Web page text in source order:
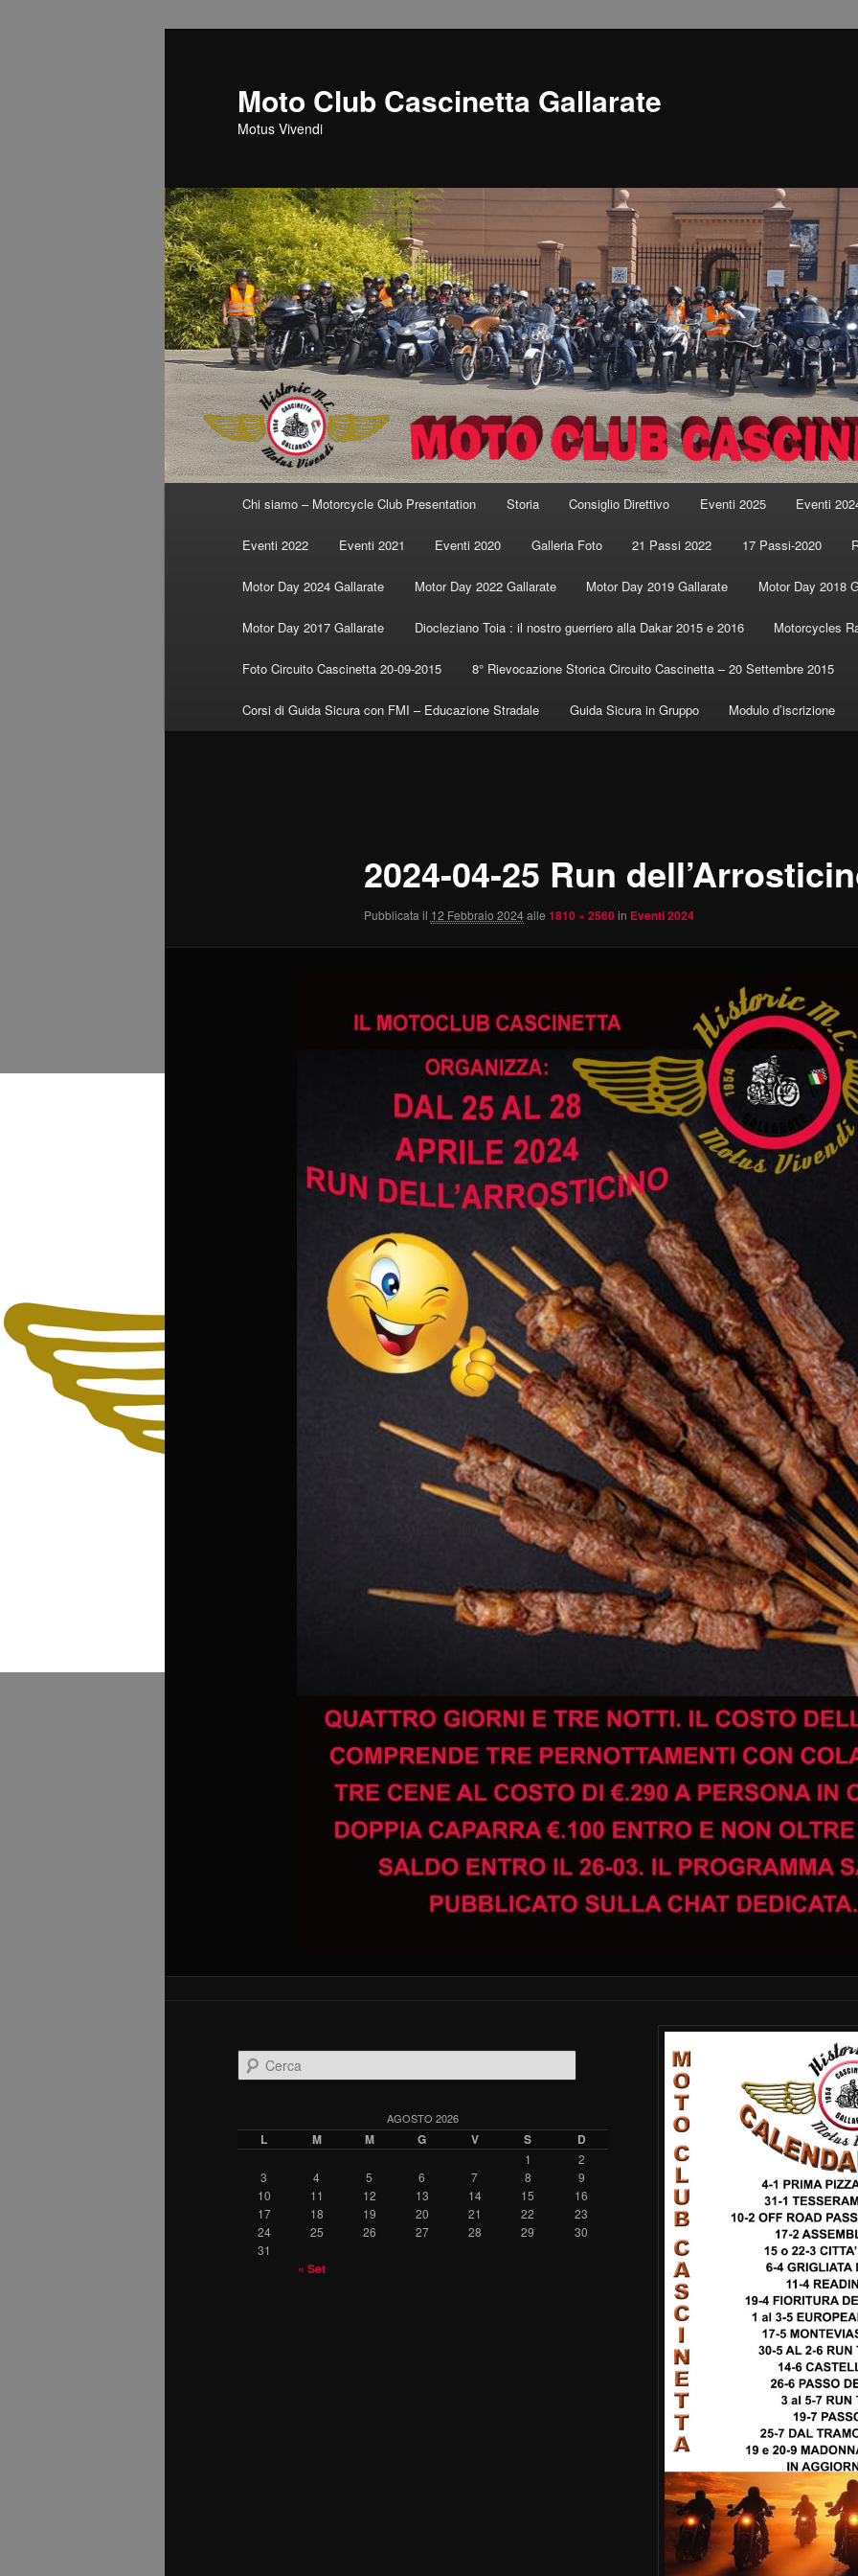
Moto Club Cascinetta Gallarate
Motus Vivendi
Chi siamo – Motorcycle Club Presentation Storia Consiglio Direttivo Eventi 2025 Eventi
Eventi 2022 Eventi 2021 Eventi 2020 Galleria Foto 21 Passi 2022 17 Passi-2020
Motor Day 2024 Gallarate Motor Day 2022 Gallarate Motor Day 2019 Gallarate Motor Day 2018
Motor Day 2017 Gallarate Diocleziano Toia : il nostro guerriero alla Dakar 2015 e 2016 Motorcycles
Foto Circuito Cascinetta 20-09-2015 8° Rievocazione Storica Circuito Cascinetta – 20 Settembre 2015
Corsi di Guida Sicura con FMI – Educazione Stradale Guida Sicura in Gruppo Modulo d’iscrizione
2024-04-25 Run
Pubblicata il 12 Febbraio 2024alle 1810 × 2560in Eventi 2024
e
a
AGOSTO 2026
L M M G V S D
1
2
3
4 5 6 7 8
9
10
11 12 13 14 15
16
17
18 19 20 21 22
23
24
25 26 27 28 29
30
31
« Set